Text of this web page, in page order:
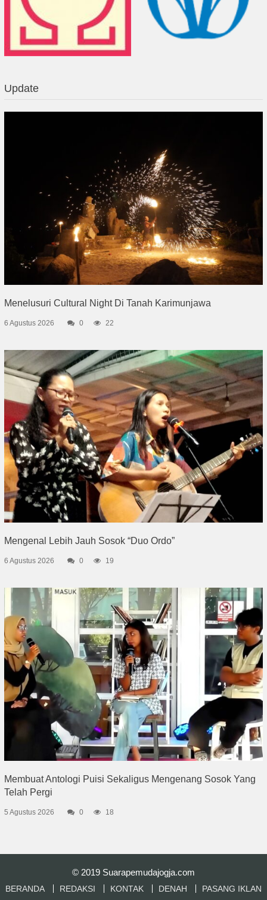
Update
Menelusuri Cultural Night Di Tanah Karimunjawa
6 Agustus 2026 0 22
Mengenal Lebih Jauh Sosok “Duo Ordo”
6 Agustus 2026 0 19
Membuat Antologi Puisi Sekaligus Mengenang Sosok Yang
Telah Pergi
5 Agustus 2026 0 18
© 2019 Suarapemudajogja.com
BERANDA REDAKSI KONTAK DENAH PASANG IKLAN